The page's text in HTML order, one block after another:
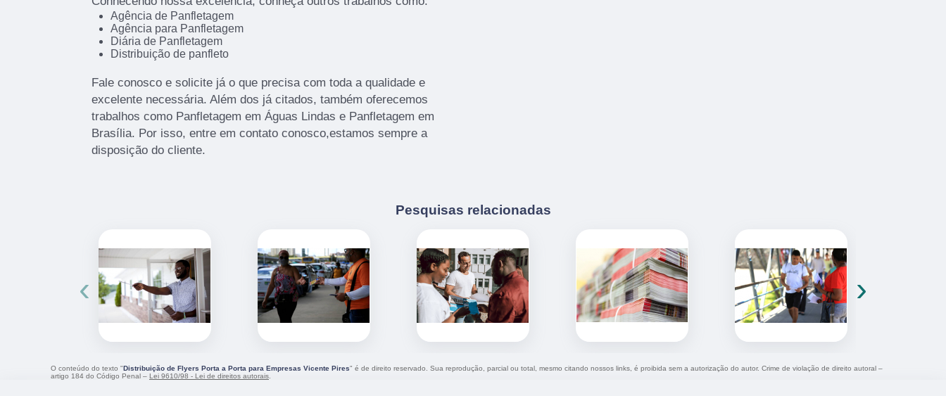
Agência de Panfletagem
Agência para Panfletagem
Diária de Panfletagem
Distribuição de panfleto
Fale conosco e solicite já o que precisa com toda a qualidade e
excelente necessária. Além dos já citados, também oferecemos
trabalhos como Panfletagem em Águas Lindas e Panfletagem em
Brasília. Por isso, entre em contato conosco,estamos sempre a
disposição do cliente.
Pesquisas relacionadas
‹ ›
O conteúdo do texto "Distribuição de Flyers Porta a Porta para Empresas Vicente Pires" é de direito reservado. Sua reprodução, parcial ou total, mesmo citando nossos links, é proibida sem a autorização do autor. Crime de violação de direito autoral –
artigo 184 do Código Penal – Lei 9610/98 - Lei de direitos autorais